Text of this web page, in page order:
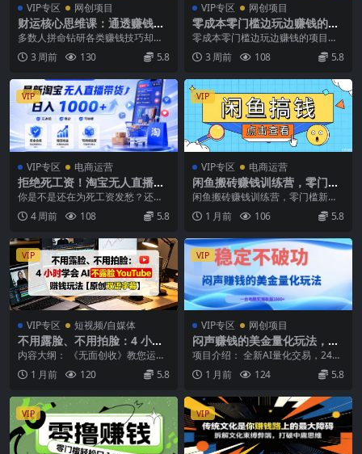
VIP专区 网创项目
财运核心思维课：通透赚钱底
层大道逻辑，告别盲目学术被
收割的财富心法
多数人拼命钻研各类赚钱技巧却始
终难以盈利，核心根源在于只学赚
钱之术，未通财富之道...
3 周前 130 5.8
VIP专区 网创项目
零成本零门槛边玩边赚钱的项
目，多种操作思路，轻松月入
10000+
零成本零门槛边玩边赚钱的项目，
多种操作思路，轻松月入10000+
可以兼职操作，...
3 周前 108 5.8
VIP
VIP专区 电商运营
拒绝死工资！淘宝无人直播，
让你睡觉都在进账，马上学习
你是不是还在为死工资发愁？还在
羡慕别人副业月入过万？别盯抖音
快手了！那些平台封号...
4 周前 108 5.8
VIP
VIP专区 电商运营
闲鱼搬砖赚钱训练营，零门槛
新手快速入门闲鱼电商日赚百
闲鱼搬砖赚钱训练营，零门槛新手
快速入门闲鱼电商日赚百元，新手
必看教程 如果你之前...
1 月前 106 5.8
VIP
VIP专区 短视频/自媒体
不用露脸、不用拍脸：4 小时
学会 AI 不露脸 YouTube 赚钱
内容大纲： 《无面创收》教您运用
AI技术，在不露脸的情况下实现线
上盈利——例如运...
1 月前 120 5.8
VIP
VIP专区 网创项目
闷声赚钱的美金量化玩法，一
台电脑实测收益1000+稳定不
项目介绍： 全新AI量化交易，24小
时自动运行，不用熬夜盯盘，波动
机会精准跟随，...
1 月前 124 5.8
VIP VIP